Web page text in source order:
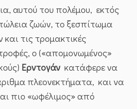
αυτού του πολέμου, εκτός
ζωών, το ξεσπίτωμα
τις τρομακτικές
ο («απομονωμένος»
Ερντογάν κατάφερε να
πλεονεκτήματα, και να
πιο «ωφέλιμος» από